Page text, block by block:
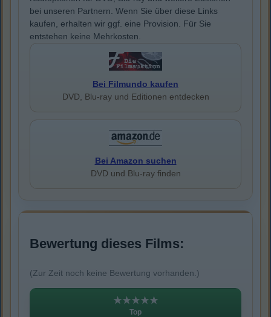
bei unseren Partnern. Wenn Sie über diese Links
kaufen, erhalten wir ggf. eine Provision. Für Sie
entstehen keine Mehrkosten.
Bei Filmundo kaufen
DVD, Blu-ray und Editionen entdecken
Bei Amazon suchen
DVD und Blu-ray finden
Bewertung dieses Films:
(Zur Zeit noch keine Bewertung vorhanden.)
★★★★★
Top